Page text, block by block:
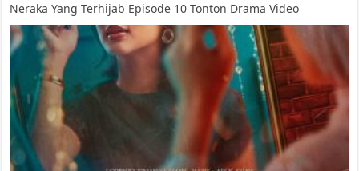
Neraka Yang Terhijab Episode 10 Tonton Drama Video